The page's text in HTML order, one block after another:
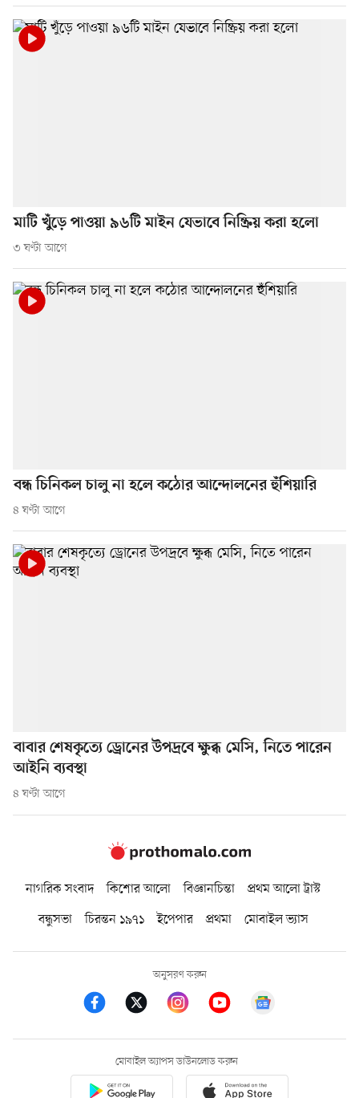
মাটি খুঁড়ে পাওয়া ৯৬টি মাইন যেভাবে নিষ্ক্রিয় করা হলো
৩ ঘণ্টা আগে
বন্ধ চিনিকল চালু না হলে কঠোর আন্দোলনের হুঁশিয়ারি
৪ ঘণ্টা আগে
বাবার শেষকৃত্যে ড্রোনের উপদ্রবে ক্ষুব্ধ মেসি, নিতে পারেন
আইনি ব্যবস্থা
৪ ঘণ্টা আগে
নাগরিক সংবাদ কিশোর আলো বিজ্ঞানচিন্তা
প্রথম আলো ট্রাস্ট
বন্ধুসভা
চিরন্তন ১৯৭১ ইপেপার প্রথমা মোবাইল ভ্যাস
অনুসরণ করুন
মোবাইল অ্যাপস ডাউনলোড করুন